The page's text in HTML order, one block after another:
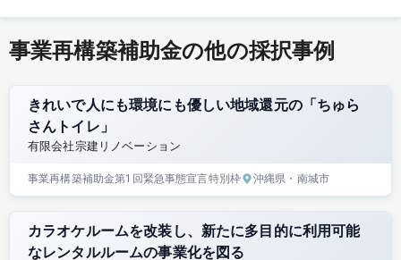
事業再構築補助金の他の採択事例
きれいで人にも環境にも優しい地域還元の「ちゅら
さんトイレ」
有限会社宗建リノベーション
事業再構築補助金第1回緊急事態宣言特別枠 沖縄県 ・南城市
カラオケルームを改装し、新たに多目的に利用可能
なレンタルルームの事業化を図る